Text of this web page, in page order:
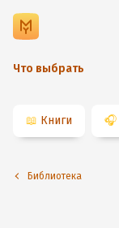
Что выбрать
📖 Книги 🎧
Библиотека